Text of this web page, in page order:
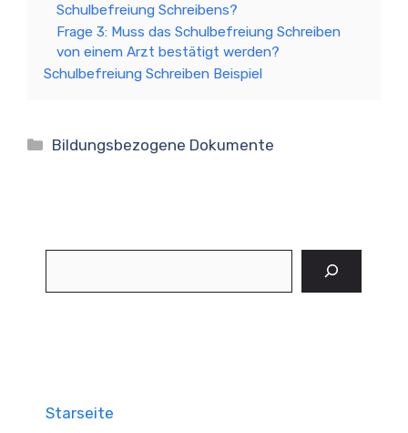
Schulbefreiung Schreibens?
Frage 3: Muss das Schulbefreiung Schreiben
von einem Arzt bestätigt werden?
Schulbefreiung Schreiben Beispiel
Kategorien
Bildungsbezogene Dokumente
Starseite